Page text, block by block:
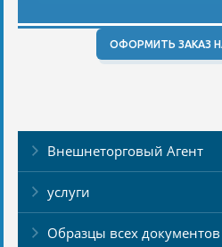
ОФОРМИТЬ ЗАКАЗ
Внешнеторговый Агент
услуги
Образцы всех документов